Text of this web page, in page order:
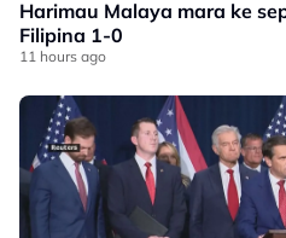
Harimau Malaya mara ke
Filipina 1-0
11 hours ago